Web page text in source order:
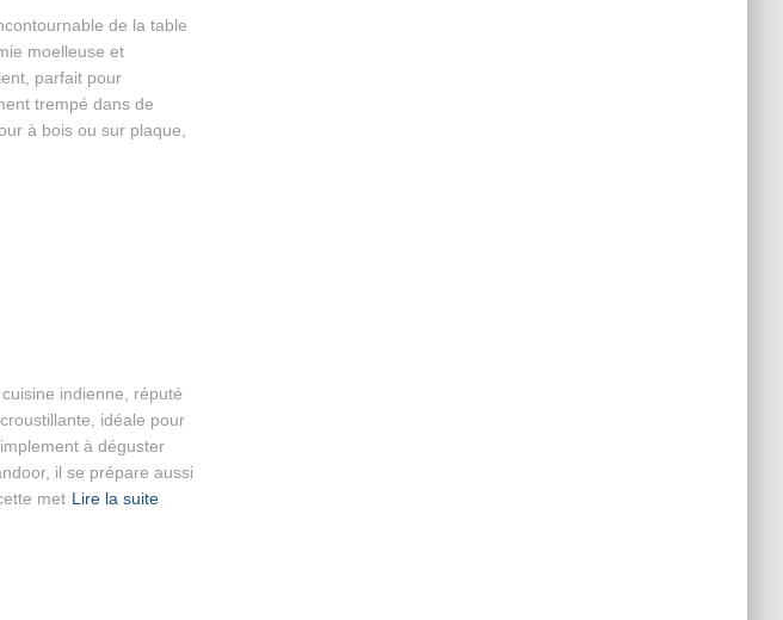
de la table
moelleuse et
parfait pour
trempé dans de
à bois ou sur plaque,
indienne, réputé
idéale pour
à déguster
il se prépare aussi
met Lire la suite